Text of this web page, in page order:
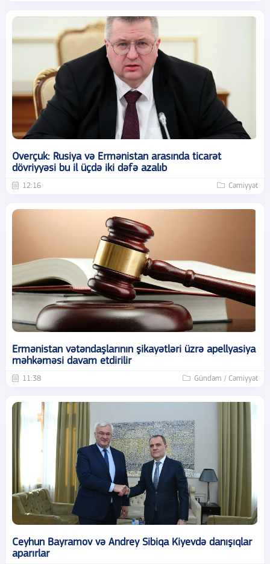
Overçuk: Rusiya və Ermənistan arasında ticarət
dövriyyəsi bu il üçdə iki dəfə azalıb
12:16 Cəmiyyət
Ermənistan vətəndaşlarının şikayətləri üzrə apellyasiya
məhkəməsi davam etdirilir
11:38 Gündəm / Cəmiyyət
Ceyhun Bayramov və Andrey Sibiqa Kiyevdə danışıqlar
aparırlar